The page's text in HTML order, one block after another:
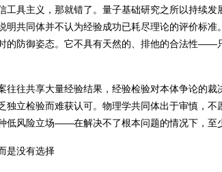
工具主义，那就错了。量子基础研究之所以持续发
明共同体并不认为经验成功已耗尽理论的评价标准
的防御姿态。它不具有天然的、排他的合法性——
往往共享大量经验结果，经验检验对本体争论的
独立检验而难获认可。物理学共同体出于审慎，
低风险立场——在解决不了根本问题的情况下，至
是没有选择